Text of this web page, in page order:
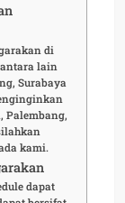
di
lain
Surabaya
Palembang,
kami.
dapat